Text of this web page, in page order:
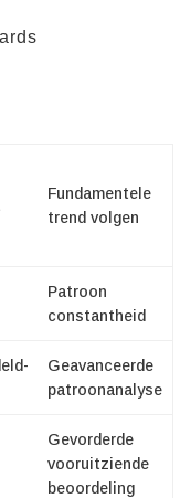
Fundamentele
trend volgen
Patroon
constantheid
Geavanceerde
patroonanalyse
Gevorderde
vooruitziende
beoordeling